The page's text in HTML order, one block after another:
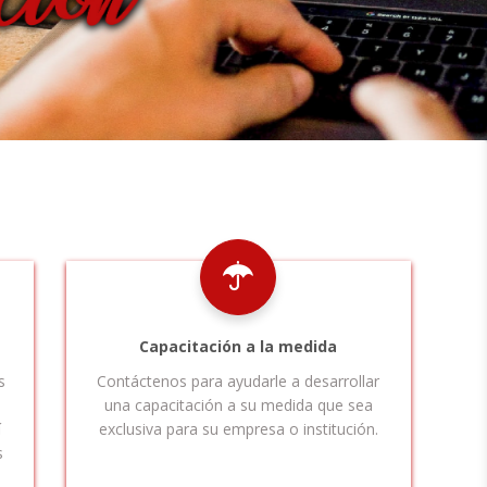
Capacitación a la medida
Contáctenos para ayudarle a desarrollar
una capacitación a su medida que sea
exclusiva para su empresa o institución.